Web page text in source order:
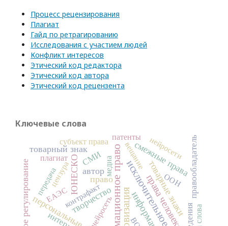
Процесс рецензирования
Плагиат
Гайд по ретрагированию
Исследования с участием людей
Конфликт интересов
Этический код редактора
Этический код автора
Этический код рецензента
Ключевые слова
информационное правоисключительное право
информация
права человека
автор
творчество
ЮНЕСКО товарные знаки
товарный знак смежные права
право правообладатель
СМИ
нейросеть
субъект права
патенты
цензура ООН
медиа
плагиат вещание
контрафакт
ЕАЭС
нейросети
передача